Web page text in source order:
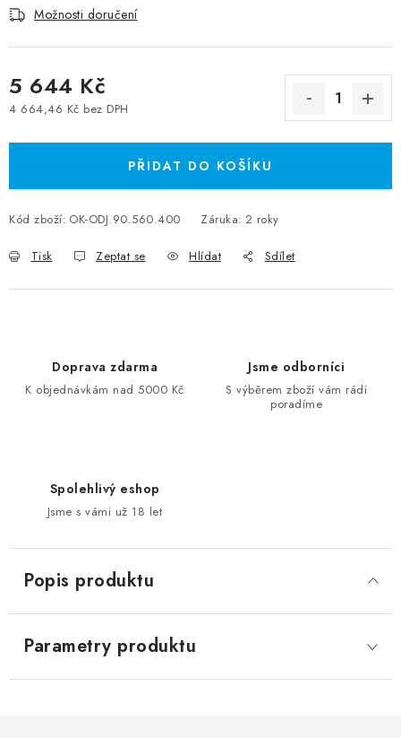
Možnosti doručení
5 644 Kč
4 664,46 Kč bez DPH
PŘIDAT DO KOŠÍKU
Kód zboží: OK-ODJ.90.560.400 Záruka: 2 roky
Tisk Zeptat se Hlídat Sdílet
Doprava zdarma
K objednávkám nad 5000 Kč
Jsme odborníci
S výběrem zboží vám rádi
poradíme
Spolehlivý eshop
Jsme s vámi už 18 let
Popis produktu
Parametry produktu